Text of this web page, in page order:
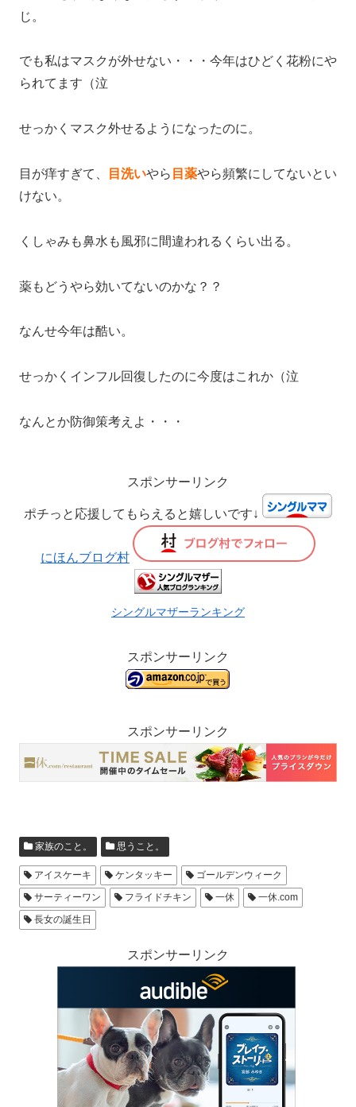
じ。
でも私はマスクが外せない・・・今年はひどく花粉にや
られてます（泣
せっかくマスク外せるようになったのに。
目が痒すぎて、 目洗いやら 目薬やら頻繁にしてないとい
けない。
くしゃみも鼻水も風邪に間違われるくらい出る。
薬もどうやら効いてないのかな？？
なんせ今年は酷い。
せっかくインフル回復したのに今度はこれか（泣
なんとか防御策考えよ・・・
スポンサーリンク
ポチっと応援してもらえると嬉しいです↓
にほんブログ村
シングルマザーランキング
スポンサーリンク
スポンサーリンク
家族のこと。 思うこと。
アイスケーキ ケンタッキー
ゴールデンウィーク
サーティーワン
フライドチキン 一休
一休.com
長女の誕生日
スポンサーリンク